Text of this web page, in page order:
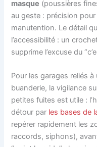
masque (poussières
au geste : précision
manutention. Le détail
l’accessibilité : un
supprime l’excuse du
Pour les garages reliés à
buanderie, la vigilance
petites fuites est utile :
détour par les bases de
repérer rapidement les
raccords, siphons),